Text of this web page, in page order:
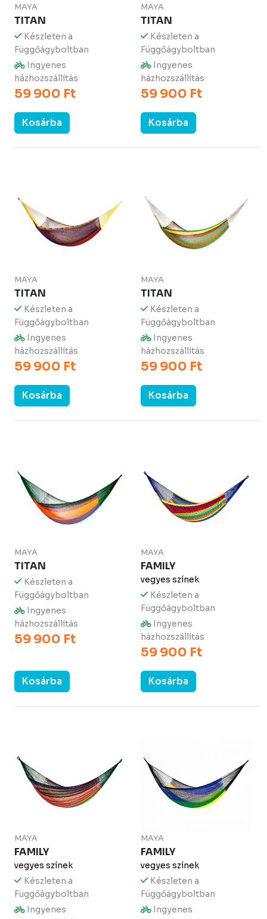
MAYA
TITAN
Készleten a
Függőágyboltban
Ingyenes
házhozszállítás
59 900 Ft
Kosárba
MAYA
TITAN
Készleten a
Függőágyboltban
Ingyenes
házhozszállítás
59 900 Ft
Kosárba
MAYA
TITAN
Készleten a
Függőágyboltban
Ingyenes
házhozszállítás
59 900 Ft
Kosárba
MAYA
TITAN
Készleten a
Függőágyboltban
Ingyenes
házhozszállítás
59 900 Ft
Kosárba
MAYA
TITAN
Készleten a
Függőágyboltban
Ingyenes
házhozszállítás
59 900 Ft
Kosárba
MAYA
FAMILY
vegyes színek
Készleten a
Függőágyboltban
Ingyenes
házhozszállítás
59 900 Ft
Kosárba
MAYA
FAMILY
vegyes színek
Készleten a
Függőágyboltban
Ingyenes
MAYA
FAMILY
vegyes színek
Készleten a
Függőágyboltban
Ingyenes